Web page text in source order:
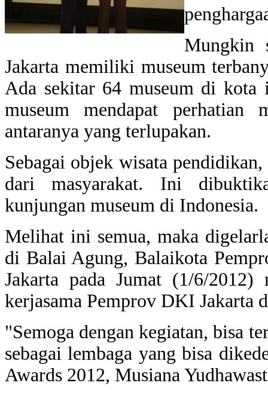
Mungkin
Jakarta memiliki museum
Ada sekitar 64 museum di kota
museum mendapat perhatian
antaranya yang terlupakan.
Sebagai objek wisata
dari masyarakat. Ini
kunjungan museum di Indonesia.
Melihat ini semua, maka
di Balai Agung, Balaikota
Jakarta pada Jumat (1/6/2012)
kerjasama Pemprov DKI Jakarta
"Semoga dengan kegiatan, bisa
sebagai lembaga yang bisa
Awards 2012, Musiana